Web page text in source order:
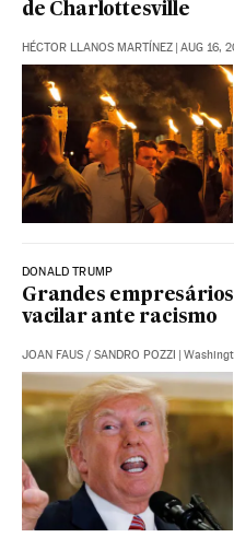
de Charlottesville
HÉCTOR LLANOS MARTÍNEZ | AUG 16,
DONALD TRUMP
Grandes
vacilar ante racismo
JOAN FAUS / SANDRO POZZI |